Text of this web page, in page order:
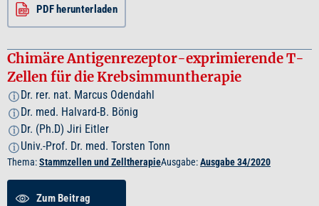
PDF herunterladen
Chimäre Antigenrezeptor-exprimierende T-
Zellen für die Krebsimmuntherapie
i Dr. rer. nat. Marcus Odendahl
i Dr. med. Halvard-B. Bönig
i Dr. (Ph.D) Jiri Eitler
i Univ.-Prof. Dr. med. Torsten Tonn
Thema:Stammzellen und ZelltherapieAusgabe:Ausgabe 34/2020
Zum Beitrag